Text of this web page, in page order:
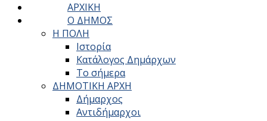
ΑΡΧΙΚΗ
Ο ΔΗΜΟΣ
Η ΠΟΛΗ
Ιστορία
Κατάλογος Δημάρχων
Το σήμερα
ΔΗΜΟΤΙΚΗ ΑΡΧΗ
Δήμαρχος
Αντιδήμαρχοι